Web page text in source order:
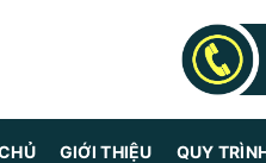
GIỚI THIỆU QUY